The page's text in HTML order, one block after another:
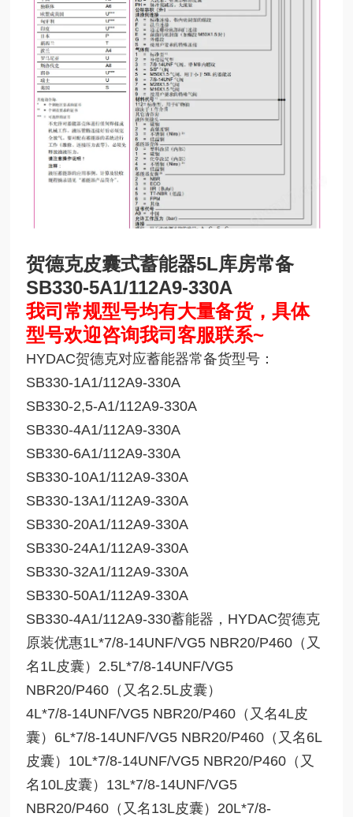
贺德克皮囊式蓄能器5L库房常备
SB330-5A1/112A9-330A
我司常规型号均有大量备货，具体
型号欢迎咨询我司客服联系~
HYDAC贺德克对应蓄能器常备货型号：
SB330-1A1/112A9-330A
SB330-2,5-A1/112A9-330A
SB330-4A1/112A9-330A
SB330-6A1/112A9-330A
SB330-10A1/112A9-330A
SB330-13A1/112A9-330A
SB330-20A1/112A9-330A
SB330-24A1/112A9-330A
SB330-32A1/112A9-330A
SB330-50A1/112A9-330A
SB330-4A1/112A9-330蓄能器，HYDAC贺德克
原装优惠1L*7/8-14UNF/VG5 NBR20/P460（又
名1L皮囊）2.5L*7/8-14UNF/VG5
NBR20/P460（又名2.5L皮囊）
4L*7/8-14UNF/VG5 NBR20/P460（又名4L皮
囊）6L*7/8-14UNF/VG5 NBR20/P460（又名6L
皮囊）10L*7/8-14UNF/VG5 NBR20/P460（又
名10L皮囊）13L*7/8-14UNF/VG5
NBR20/P460（又名13L皮囊）20L*7/8-